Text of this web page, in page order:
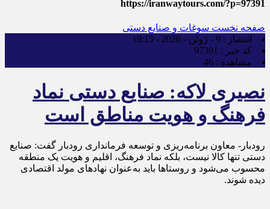
https://iranwaytours.com/?p=97391
صفحه نخست سوغات و صنایع دستی
انتشار : 9 - ژوئن - 2026 - 19:15
کد خبر : 97391
مشاهده : 46
نصیری لاکه: صنایع دستی نماد
فرهنگ و هویت مناطق است
رودبار- معاون برنامه‌ریزی و توسعه فرمانداری رودبار گفت: صنایع
دستی تنها کالا نیست، بلکه نماد فرهنگ، اقلیم و هویت یک منطقه
محسوب می‌شود و روستاها باید به‌عنوان نهادهای مولد اقتصادی
دیده شوند.